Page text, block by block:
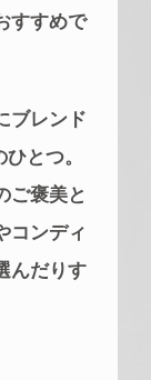
すすめで
ブレンド
とつ。
ご褒美と
コンディ
んだりす